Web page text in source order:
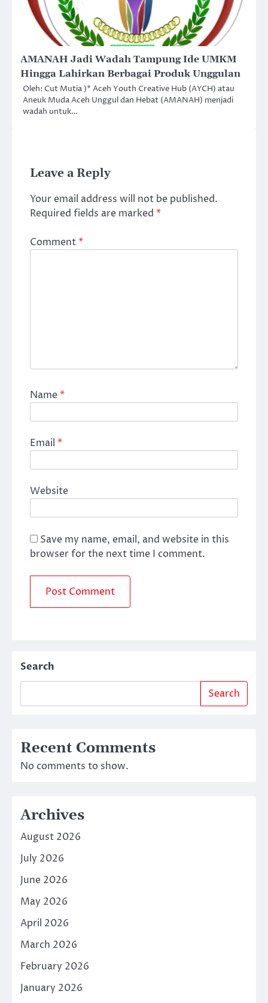
AMANAH Jadi Wadah Tampung Ide UMKM
Hingga Lahirkan Berbagai Produk Unggulan
Oleh: Cut Mutia )* Aceh Youth Creative Hub (AYCH) atau
Aneuk Muda Aceh Unggul dan Hebat (AMANAH) menjadi
wadah untuk…
Leave a Reply
Your email address will not be published.
Required fields are marked *
Comment*
Name*
Email *
Website
Save my name, email, and website in this
browser for the next time I comment.
Search
Search
Recent Comments
No comments to show.
Archives
August 2026
July 2026
June 2026
May 2026
April 2026
March 2026
February 2026
January 2026